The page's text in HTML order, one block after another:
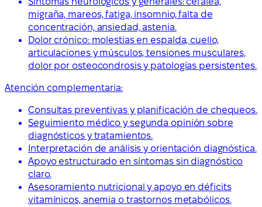
migraña, mareos, fatiga, insomnio, falta de
concentración, ansiedad, astenia.
Dolor crónico: molestias en espalda, cuello,
articulaciones y músculos, tensiones musculares,
dolor por osteocondrosis y patologías persistentes.
Atención complementaria:
Consultas preventivas y planificación de chequeos.
Seguimiento médico y segunda opinión sobre
diagnósticos y tratamientos.
Interpretación de análisis y orientación diagnóstica.
Apoyo estructurado en síntomas sin diagnóstico
claro.
Asesoramiento nutricional y apoyo en déficits
vitamínicos, anemia o trastornos metabólicos.